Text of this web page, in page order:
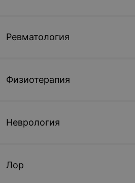
Ревматология
Физиотерапия
Неврология
Лор